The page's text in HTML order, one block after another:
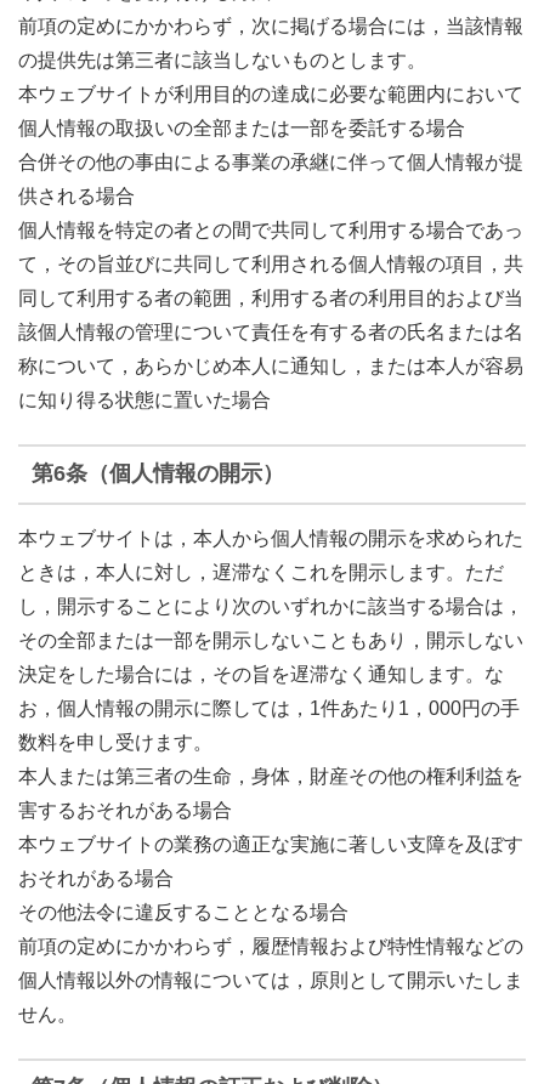
前項の定めにかかわらず，次に掲げる場合には，当該情報
の提供先は第三者に該当しないものとします。
本ウェブサイトが利用目的の達成に必要な範囲内において
個人情報の取扱いの全部または一部を委託する場合
合併その他の事由による事業の承継に伴って個人情報が提
供される場合
個人情報を特定の者との間で共同して利用する場合であっ
て，その旨並びに共同して利用される個人情報の項目，共
同して利用する者の範囲，利用する者の利用目的および当
該個人情報の管理について責任を有する者の氏名または名
称について，あらかじめ本人に通知し，または本人が容易
に知り得る状態に置いた場合
第6条（個人情報の開示）
本ウェブサイトは，本人から個人情報の開示を求められた
ときは，本人に対し，遅滞なくこれを開示します。ただ
し，開示することにより次のいずれかに該当する場合は，
その全部または一部を開示しないこともあり，開示しない
決定をした場合には，その旨を遅滞なく通知します。な
お，個人情報の開示に際しては，1件あたり1，000円の手
数料を申し受けます。
本人または第三者の生命，身体，財産その他の権利利益を
害するおそれがある場合
本ウェブサイトの業務の適正な実施に著しい支障を及ぼす
おそれがある場合
その他法令に違反することとなる場合
前項の定めにかかわらず，履歴情報および特性情報などの
個人情報以外の情報については，原則として開示いたしま
せん。